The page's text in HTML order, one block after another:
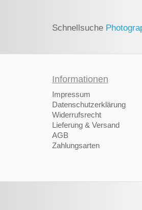
Schnellsuche
Informationen
Impressum
Datenschutzerklärung
Widerrufsrecht
Lieferung & Versand
AGB
Zahlungsarten